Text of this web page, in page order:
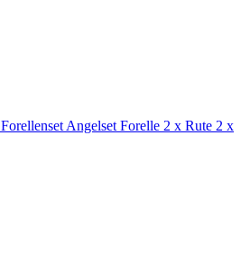
Forellenset Angelset Forelle 2 x Rute 2 x